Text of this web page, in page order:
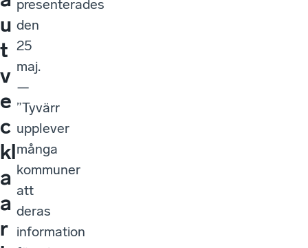
u
t
v
e
c
kl
a
a
r
presenterades
den
25
maj.
—
”Tyvärr
upplever
många
kommuner
att
deras
information